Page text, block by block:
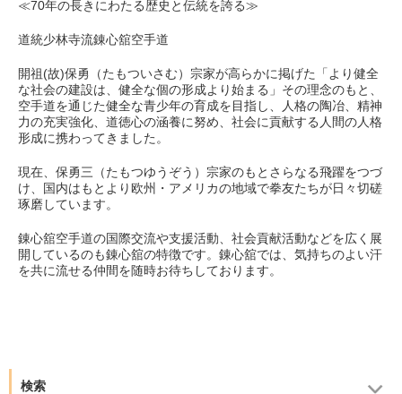
≪70年の長きにわたる歴史と伝統を誇る≫
道統少林寺流錬心舘空手道
開祖(故)保勇（たもついさむ）宗家が高らかに掲げた「より健全
な社会の建設は、健全な個の形成より始まる」その理念のもと、
空手道を通じた健全な青少年の育成を目指し、人格の陶冶、精神
力の充実強化、道徳心の涵養に努め、社会に貢献する人間の人格
形成に携わってきました。
現在、保勇三（たもつゆうぞう）宗家のもとさらなる飛躍をつづ
け、国内はもとより欧州・アメリカの地域で拳友たちが日々切磋
琢磨しています。
錬心舘空手道の国際交流や支援活動、社会貢献活動などを広く展
開しているのも錬心舘の特徴です。錬心舘では、気持ちのよい汗
を共に流せる仲間を随時お待ちしております。
検索